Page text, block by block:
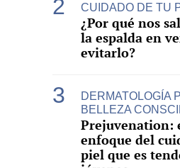
CUIDADO DE TU
¿Por qué nos
la espalda en
evitarlo?
DERMATOLOGÍA
BELLEZA
Prejuvenation:
enfoque del
piel que es